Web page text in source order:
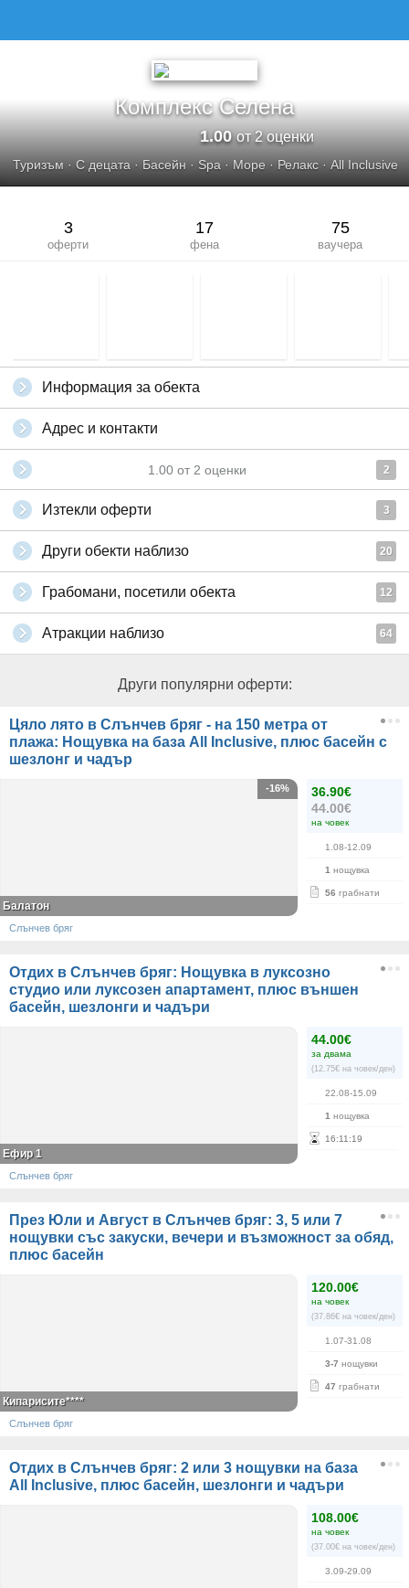
Комплекс Селена
1.00от 2 оценки
Туризъм · С децата · Басейн · Spa · Море · Релакс ·All Inclusive
3
оферти
17
фена
75
ваучера
Информация за обекта
Адрес и контакти
1.00 от 2 оценки 2
Изтекли оферти 3
Други обекти наблизо 20
Грабомани, посетили обекта 12
Атракции наблизо 64
Други популярни оферти:
Цяло лято в Слънчев бряг - на 150 метра от
плажа: Нощувка на база All Inclusive, плюс басейн с
шезлонг и чадър
36.90€
44.00€
на човек
1.08-12.09
1 нощувка
56 грабнати
-16%
Балатон
Слънчев бряг
Отдих в Слънчев бряг: Нощувка в луксозно
студио или луксозен апартамент, плюс външен
басейн, шезлонги и чадъри
44.00€
за двама
(12.75€ на човек/ден)
22.08-15.09
1 нощувка
16:11 :19
Ефир 1
Слънчев бряг
През Юли и Август в Слънчев бряг: 3, 5 или 7
нощувки със закуски, вечери и възможност за обяд,
плюс басейн
120.00€
на човек
(37.86€ на човек/ден)
1.07-31.08
3-7 нощувки
47 грабнати
Кипарисите****
Слънчев бряг
Отдих в Слънчев бряг: 2 или 3 нощувки на база
All Inclusive, плюс басейн, шезлонги и чадъри
108.00€
на човек
(37.00€ на човек/ден)
3.09-29.09